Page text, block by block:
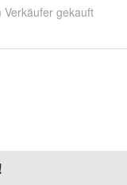
Verkäufer gekauft